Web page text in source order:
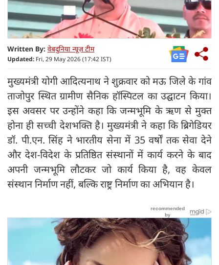
Written By: वेबदुनिया न्यूज़ टीम
Updated: Fri, 29 May 2026 (17:42 IST)
मुख्यमंत्री योगी आदित्यनाथ ने शुक्रवार को मऊ जिले के गांव
ताजोपुर स्थित ग्रामीण सैनिक हॉस्पिटल का उद्घाटन किया।
इस अवसर पर उन्होंने कहा कि जन्मभूमि के ऋण से मुक्त
होना ही सच्ची देशभक्ति है। मुख्यमंत्री ने कहा कि ब्रिगेडियर
डॉ. पी.एन. सिंह ने भारतीय सेना में 35 वर्षों तक सेवा देने
और देश-विदेश के प्रतिष्ठित संस्थानों में कार्य करने के बाद
अपनी जन्मभूमि लौटकर जो कार्य किया है, वह केवल
संस्थान निर्माण नहीं, बल्कि राष्ट्र निर्माण का अभियान है।